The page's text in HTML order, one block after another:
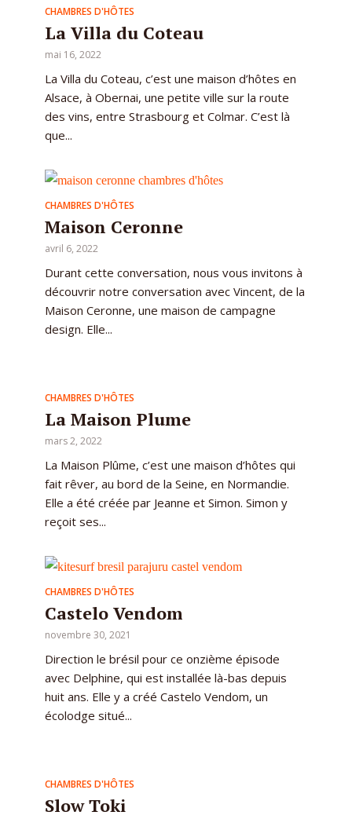
CHAMBRES D'HÔTES
La Villa du Coteau
mai 16, 2022
La Villa du Coteau, c’est une maison d’hôtes en
Alsace, à Obernai, une petite ville sur la route
des vins, entre Strasbourg et Colmar. C’est là
que...
CHAMBRES D'HÔTES
Maison Ceronne
avril 6, 2022
Durant cette conversation, nous vous invitons à
découvrir notre conversation avec Vincent, de la
Maison Ceronne, une maison de campagne
design. Elle...
CHAMBRES D'HÔTES
La Maison Plume
mars 2, 2022
La Maison Plûme, c’est une maison d’hôtes qui
fait rêver, au bord de la Seine, en Normandie.
Elle a été créée par Jeanne et Simon. Simon y
reçoit ses...
CHAMBRES D'HÔTES
Castelo Vendom
novembre 30, 2021
Direction le brésil pour ce onzième épisode
avec Delphine, qui est installée là-bas depuis
huit ans. Elle y a créé Castelo Vendom, un
écolodge situé...
CHAMBRES D'HÔTES
Slow Toki